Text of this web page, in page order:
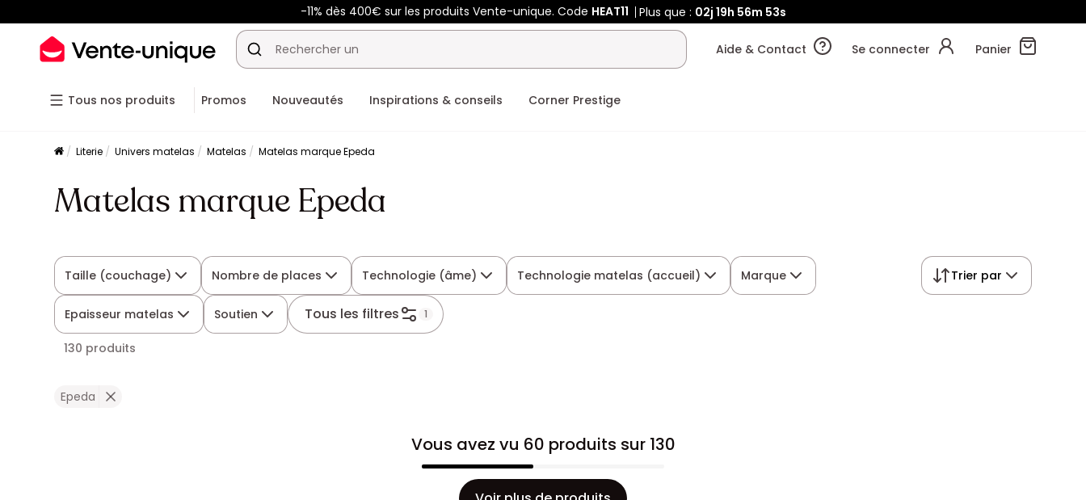
-11% dès 400€ sur les produits Vente-unique. Code HEAT11 Plus que : 02j 19h 56m 52s
Aide & Contact Se connecter Panier
Tous nos produits Promos Nouveautés Inspirations & conseils Corner Prestige
Literie Univers matelas Matelas Matelas marque Epeda
Matelas marque Epeda
Taille (couchage) Nombre de places Technologie (âme) Technologie matelas (accueil) Marque
Epaisseur matelas Soutien Tous les filtres 1
Trier par
130 produits
Epeda
Vous avez vu 60 produits sur 130